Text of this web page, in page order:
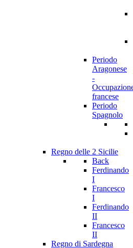
Periodo
Aragonese
-
francese
Periodo
Spagnolo
Regno delle 2 Sicilie
Back
Ferdinando
I
Francesco
I
Ferdinando
II
Francesco
II
Regno di Sardegna